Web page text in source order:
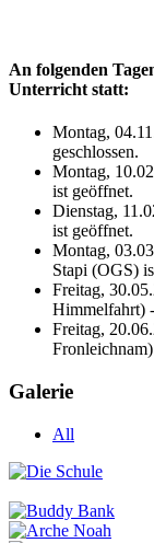
An folgenden
Unterricht statt:
Montag,
geschlossen.
Montag,
ist geöffnet.
Dienstag,
ist geöffnet.
Montag,
Stapi (OGS)
Freitag,
Himmelfahrt)
Freitag,
Galerie
All